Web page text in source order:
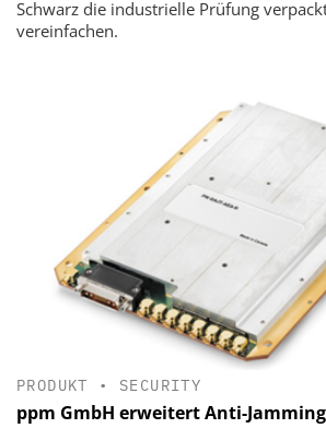
Schwarz die industrielle Prüfung
vereinfachen.
PRODUKT • SECURITY
ppm GmbH erweitert Anti-